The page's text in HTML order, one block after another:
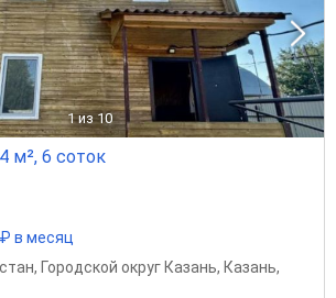
1 из 10
м², 6 соток
в месяц
, Городской округ Казань, Казань,